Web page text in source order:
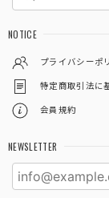
NOTICE
プライバシーポ
特定商取引法に
会員規約
NEWSLETTER